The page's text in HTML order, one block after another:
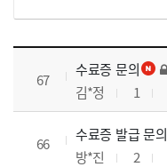
국가회계실무 과정 목록 으로 번호, 제목, 작성자, 조회수, 등록 일로 나열 되고 있습니다.
67
수료증 문의
김*정
1
66
수료증 발급 문의
방*진 2